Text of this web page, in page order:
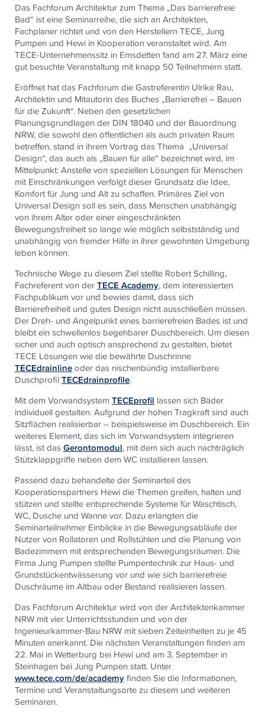
Das Fachforum Architektur zum Thema „Das barrierefreie
Bad“ ist eine Seminarreihe, die sich an Architekten,
Fachplaner richtet und von den Herstellern TECE, Jung
Pumpen und Hewi in Kooperation veranstaltet wird. Am
TECE-Unternehmenssitz in Emsdetten fand am 27. März eine
gut besuchte Veranstaltung mit knapp 50 Teilnehmern statt.
Eröffnet hat das Fachforum die Gastreferentin Ulrike Rau,
Architektin und Mitautorin des Buches „Barrierefrei – Bauen
für die Zukunft“. Neben den gesetzlichen
Planungsgrundlagen der DIN 18040 und der Bauordnung
NRW, die sowohl den öffentlichen als auch privaten Raum
betreffen, stand in ihrem Vortrag das Thema „Universal
Design“, das auch als „Bauen für alle“ bezeichnet wird, im
Mittelpunkt: Anstelle von speziellen Lösungen für Menschen
mit Einschränkungen verfolgt dieser Grundsatz die Idee,
Komfort für Jung und Alt zu schaffen. Primäres Ziel von
Universal Design soll es sein, dass Menschen unabhängig
von ihrem Alter oder einer eingeschränkten
Bewegungsfreiheit so lange wie möglich selbstständig und
unabhängig von fremder Hilfe in ihrer gewohnten Umgebung
leben können.
Technische Wege zu diesem Ziel stellte Robert Schilling,
Fachreferent von derTECE Academy, dem interessierten
Fachpublikum vor und bewies damit, dass sich
Barrierefreiheit und gutes Design nicht ausschließen müssen.
Der Dreh- und Angelpunkt eines barrierefreien Bades ist und
bleibt ein schwellenlos begehbarer Duschbereich. Um diesen
sicher und auch optisch ansprechend zu gestalten, bietet
TECE Lösungen wie die bewährte Duschrinne
TECEdrainlineoder das nischenbündig installierbare
DuschprofilTECEdrainprofile.
Mit dem Vorwandsystem TECEprofil lassen sich Bäder
individuell gestalten. Aufgrund der hohen Tragkraft sind auch
Sitzflächen realisierbar – beispielsweise im Duschbereich. Ein
weiteres Element, das sich im Vorwandsystem integrieren
lässt, ist dasGerontomodul, mit dem sich auch nachträglich
Stützklappgriffe neben dem WC installieren lassen.
Passend dazu behandelte der Seminarteil des
Kooperationspartners Hewi die Themen greifen, halten und
stützen und stellte entsprechende Systeme für Waschtisch,
WC, Dusche und Wanne vor. Dazu erlangten die
Seminarteilnehmer Einblicke in die Bewegungsabläufe der
Nutzer von Rollatoren und Rollstühlen und die Planung von
Badezimmern mit entsprechenden Bewegungsräumen. Die
Firma Jung Pumpen stellte Pumpentechnik zur Haus- und
Grundstückentwässerung vor und wie sich barrierefreie
Duschräume im Altbau oder Bestand realisieren lassen.
Das Fachforum Architektur wird von der Architektenkammer
NRW mit vier Unterrichtsstunden und von der
Ingenieurkammer-Bau NRW mit sieben Zeiteinheiten zu je 45
Minuten anerkannt. Die nächsten Veranstaltungen finden am
22. Mai in Wetterburg bei Hewi und am 3. September in
Steinhagen bei Jung Pumpen statt. Unter
www.tece.com/de/academyfinden Sie die Informationen,
Termine und Veranstaltungsorte zu diesem und weiteren
Seminaren.